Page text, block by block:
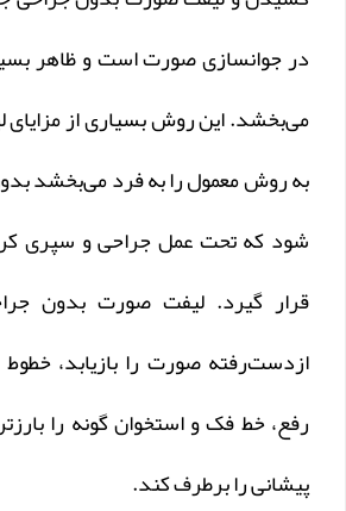
در جوانسازی صورت است و ظاهر
می‌بخشد. این روش بسیاری از
به روش معمول را به فرد می‌بخشد
شود که تحت عمل جراحی و سپری
قرار گیرد. لیفت صورت بدون
ازدست‌رفته صورت را بازیابد،
رفع، خط فک و استخوان گونه را
پیشانی را برطرف کند.